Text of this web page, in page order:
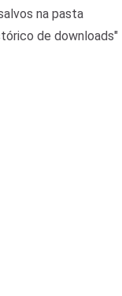
na pasta
de downloads"